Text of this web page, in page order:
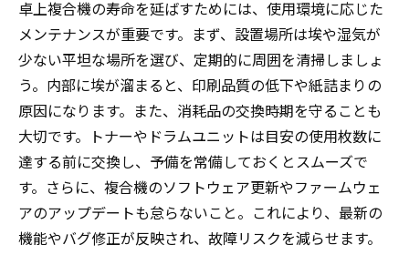
卓上複合機の寿命を延ばすためには、使用環境に応じた
メンテナンスが重要です。まず、設置場所は埃や湿気が
少ない平坦な場所を選び、定期的に周囲を清掃しましょ
う。内部に埃が溜まると、印刷品質の低下や紙詰まりの
原因になります。また、消耗品の交換時期を守ることも
大切です。トナーやドラムユニットは目安の使用枚数に
達する前に交換し、予備を常備しておくとスムーズで
す。さらに、複合機のソフトウェア更新やファームウェ
アのアップデートも怠らないこと。これにより、最新の
機能やバグ修正が反映され、故障リスクを減らせます。